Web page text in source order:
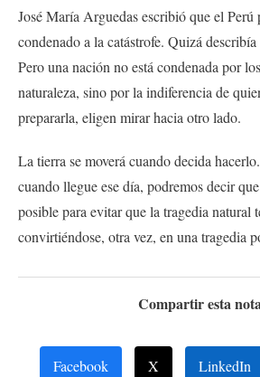
José María Arguedas escribió que el Perú
condenado a la catástrofe. Quizá
Pero una nación no está condenada por
naturaleza, sino por la indiferencia de
prepararla, eligen mirar hacia otro lado.
La tierra se moverá cuando decida
cuando llegue ese día, podremos decir
posible para evitar que la tragedia natural
convirtiéndose, otra vez, en una tragedia
Compartir esta
Facebook X LinkedIn